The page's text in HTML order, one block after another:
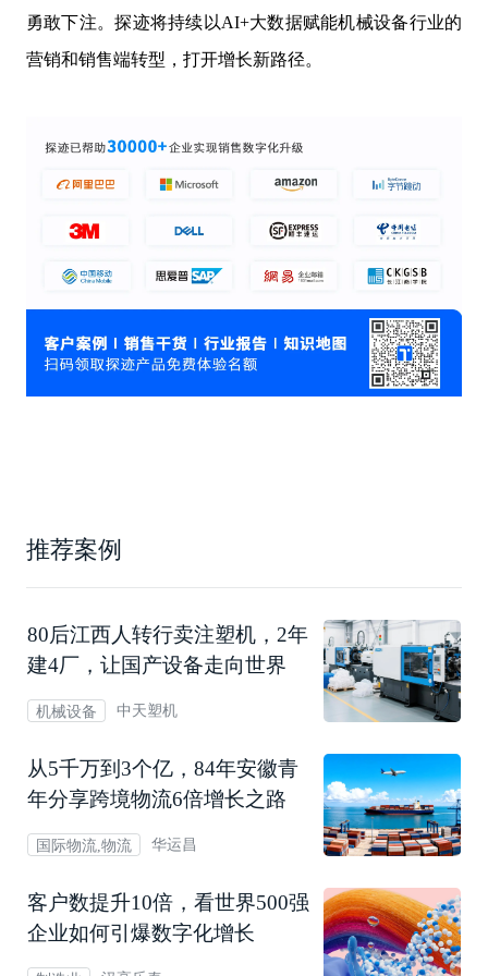
勇敢下注。探迹将持续以AI+大数据赋能机械设备行业的
营销和销售端转型，打开增长新路径。
推荐案例
80后江西人转行卖注塑机，2年
建4厂，让国产设备走向世界
机械设备 中天塑机
从5千万到3个亿，84年安徽青
年分享跨境物流6倍增长之路
国际物流,物流 华运昌
客户数提升10倍，看世界500强
企业如何引爆数字化增长